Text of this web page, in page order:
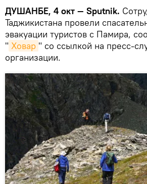
ДУШАНБЕ, 4 окт — Sputnik.
Таджикистана провели
эвакуации туристов с Памира,
" Ховар " со ссылкой на пресс-
организации.